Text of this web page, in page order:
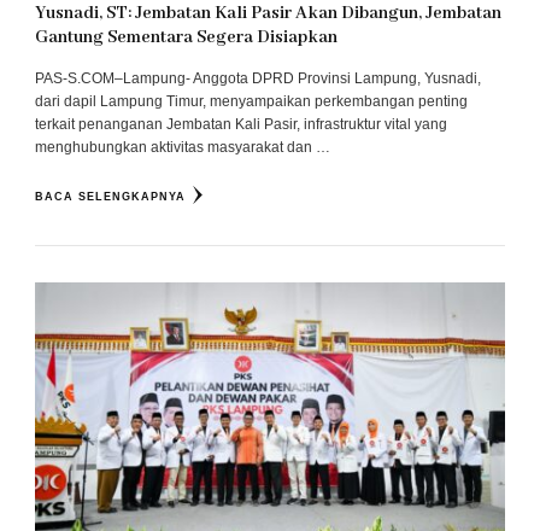
Yusnadi, ST: Jembatan Kali Pasir Akan Dibangun, Jembatan
Gantung Sementara Segera Disiapkan
PAS-S.COM–Lampung- Anggota DPRD Provinsi Lampung, Yusnadi,
dari dapil Lampung Timur, menyampaikan perkembangan penting
terkait penanganan Jembatan Kali Pasir, infrastruktur vital yang
menghubungkan aktivitas masyarakat dan …
BACA SELENGKAPNYA